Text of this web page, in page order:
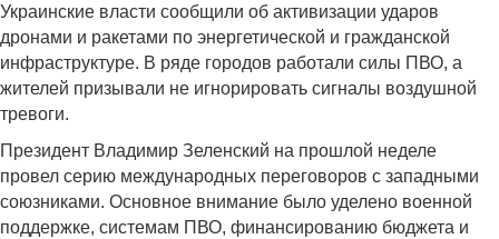
Украинские власти сообщили об активизации ударов
дронами и ракетами по энергетической и гражданской
инфраструктуре. В ряде городов работали силы ПВО, а
жителей призывали не игнорировать сигналы воздушной
тревоги.
Президент Владимир Зеленский на прошлой неделе
провел серию международных переговоров с западными
союзниками. Основное внимание было уделено военной
поддержке, системам ПВО, финансированию бюджета и